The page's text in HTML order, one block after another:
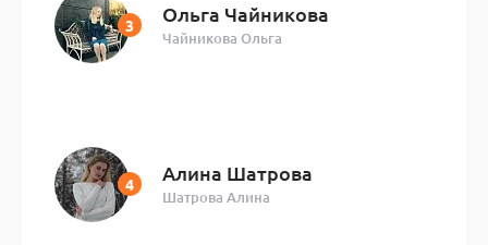
Ольга Чайникова
Чайникова Ольга
Алина Шатрова
Шатрова Алина